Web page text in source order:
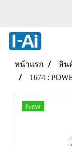
หน้าแรก สิน
1674 :
New